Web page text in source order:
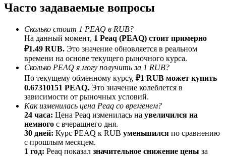
Реферал
Пригласите друга, чтобы получить денежные
вознаграждения
Deposit CASHCAT & Win
Часто задаваемые вопросы
Сколько стоит 1 PEAQ в RUB?
На данный момент, 1 Peaq (PEAQ) стоит примерно
₽1.49 RUB. Это значение обновляется в реальном
времени на основе текущего рыночного курса.
Сколько PEAQ я могу получить за 1 RUB?
По текущему обменному курсу, ₽1 RUB может купить
0.67310151 PEAQ. Это значение колеблется в
зависимости от рыночных условий.
Как изменилась цена Peaq со временем?
24 часа: Цена Peaq изменилась на увеличился на
немного с вчерашнего дня.
30 дней: Курс PEAQ к RUB уменьшился по сравнению
с прошлым месяцем.
1 год: Peaq показал значительное снижение цены за